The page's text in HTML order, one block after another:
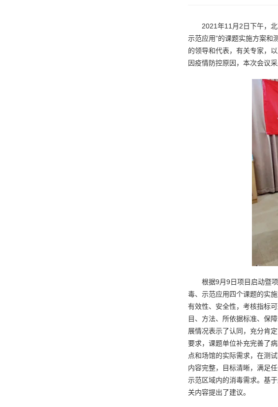
2021年11月2日下午，
示范应用”的课题实施方案和
的领导和代表，有关专家，
因疫情防控原因，本次会议
根据9月9日项目启动暨
毒、示范应用四个课题的实
有效性、安全性，考核指标
目、方法、所依据标准、保
展情况表示了认同，充分肯
要求，课题单位补充完善了
点和场馆的实际需求，在测
内容完整，目标清晰，满足
示范区域内的消毒需求。基
关内容提出了建议。